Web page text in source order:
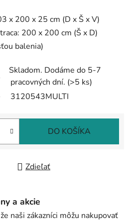
x 200 x 25 cm (D x Š x V)
200 x 200 cm (Š x D)
balenia)
Skladom. Dodáme do 5-7
pracovných dní. (>5 ks)
3120543MULTI
DO KOŠÍKA
Zdieľať
a akcie
naši zákazníci môžu nakupovať